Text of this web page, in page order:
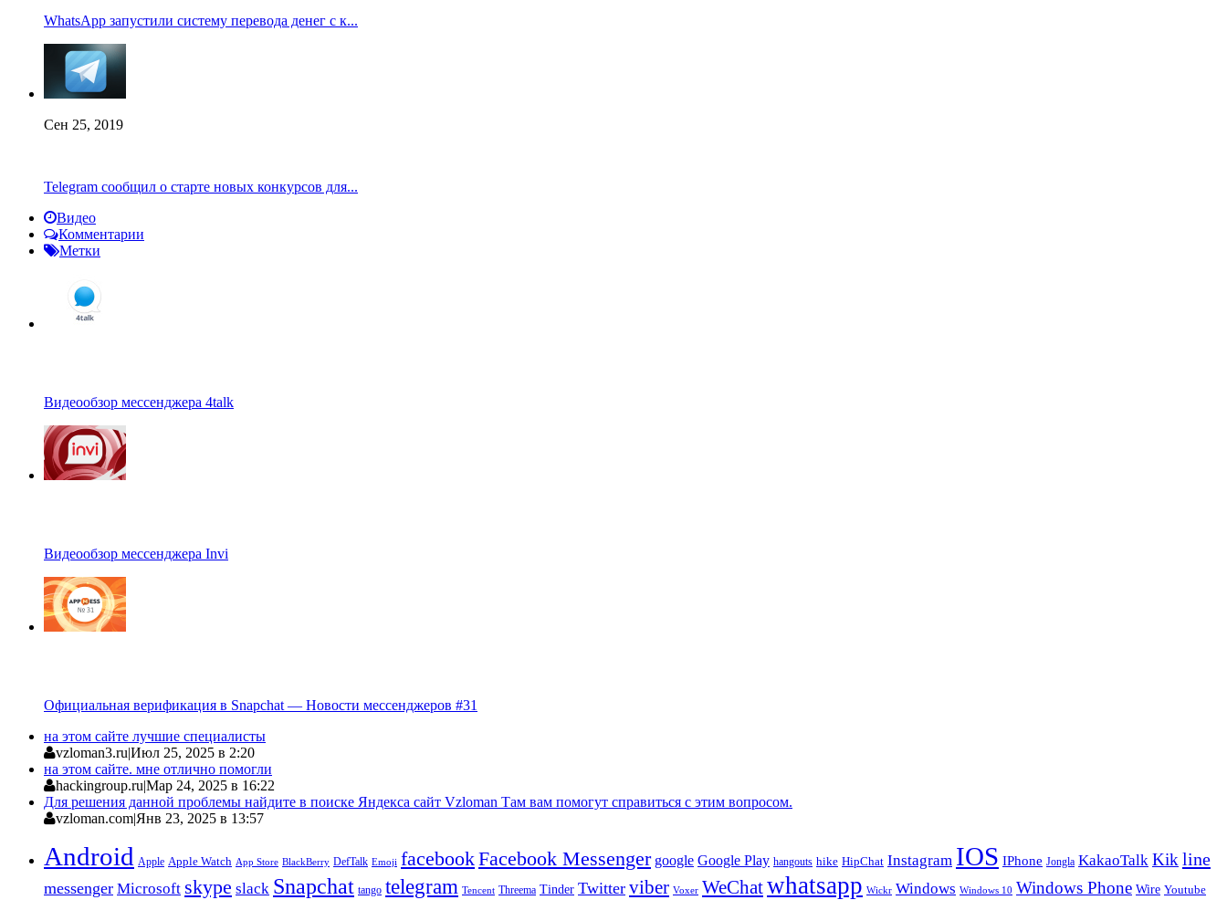
WhatsApp запустили систему перевода денег с к...
Сен 25, 2019
Telegram сообщил о старте новых конкурсов для...
Видео
Комментарии
Метки
Видеообзор мессенджера 4talk
Видеообзор мессенджера Invi
Официальная верификация в Snapchat — Новости мессенджеров #31
на этом сайте лучшие специалисты
vzloman3.ru|Июл 25, 2025 в 2:20
на этом сайте. мне отлично помогли
hackingroup.ru|Мар 24, 2025 в 16:22
Для решения данной проблемы найдите в поиске Яндекса сайт Vzloman Там вам помогут справиться с этим вопросом.
vzloman.com|Янв 23, 2025 в 13:57
Android Apple Apple Watch App Store BlackBerry DefTalk Emoji facebookFacebook Messenger google Google Play hangouts hike HipChat Instagram IOS IPhone Jongla KakaoTalk Kik line
messenger Microsoft skype slack Snapchat tango telegram Tencent Threema Tinder Twitter viber Voxer WeChatwhatsapp Wickr Windows Windows 10 Windows Phone Wire Youtube